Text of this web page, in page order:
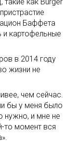
Баффета
и картофельные
в 2014 году
жизни не
чем сейчас.
бы у меня было
нужно, и мне не
то момент вся